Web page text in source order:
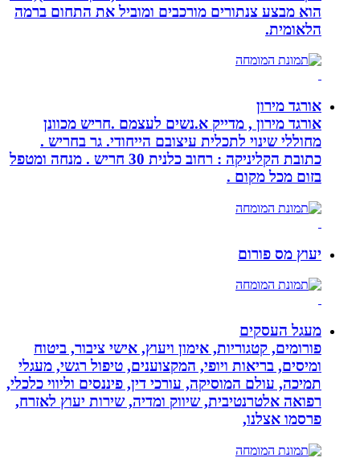
הוא מבצע צנתורים מורכבים ומוביל את התחום ברמה
הלאומית.
אורגד מירון
אורגד מירון , מדייק א.נשים לעצמם .חריש מכוונן
מחוללי שינוי לתכלית עיצובם הייחודי. גר בחריש .
כתובת הקליניקה : רחוב כלנית 30 חריש . מנחה ומטפל
בזום מכל מקום .
יעוץ מס פורום
מעגל העסקים
פורומים, קטגוריות, אימון ויעוץ, אישי ציבור, ביטוח
ומיסים, בריאות ויופי, המקצוענים, טיפול רגשי, מעגלי
תמיכה, עולם המוסיקה, עורכי דין, פיננסים וליווי כלכלי,
רפואה אלטרנטיבית, שיווק ומדיה, שירות יעוץ לאזרח,
פרסמו אצלנו,